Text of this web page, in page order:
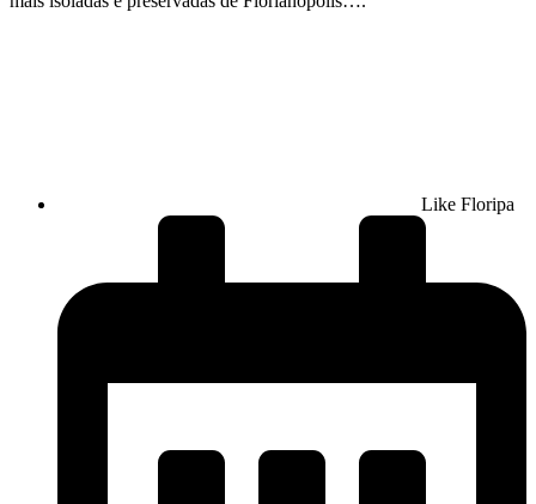
Like Floripa